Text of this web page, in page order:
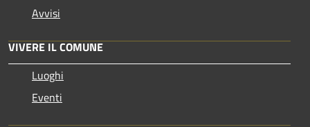
Avvisi
VIVERE IL COMUNE
Luoghi
Eventi